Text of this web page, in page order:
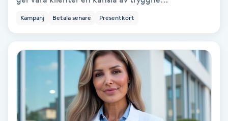
Brynfärgning
Brynplockning
Kampanj Betala senare Presentkort